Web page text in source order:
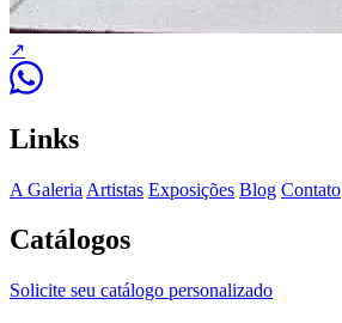
↗
Links
A Galeria Artistas Exposições Blog Contato
Catálogos
Solicite seu catálogo personalizado